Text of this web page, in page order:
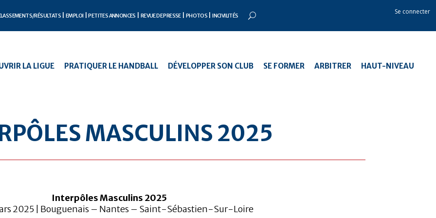
RÉSULTATS EMPLOI PETITES ANNONCES REVUE DE PRESSE PHOTOS INCIVILITÉS
Se connecter
LA LIGUE PRATIQUER LE HANDBALL DÉVELOPPER SON CLUB SE FORMER ARBITRER HAUT-NIVEAU
MASCULINS 2025
Interpôles Masculins 2025
2025 | Bouguenais – Nantes – Saint-Sébastien-Sur-Loire